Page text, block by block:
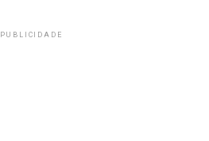
PUBLICIDADE